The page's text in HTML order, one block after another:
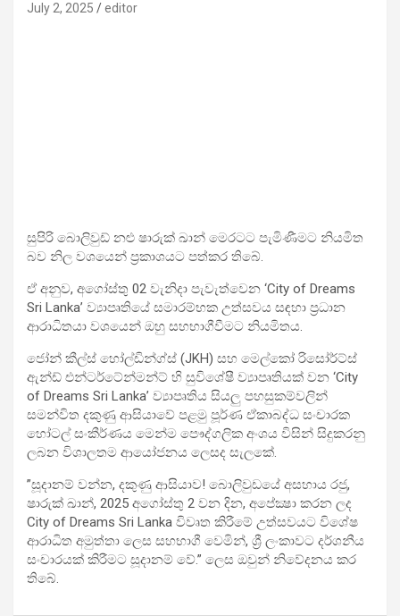
July 2, 2025 editor
සුපිරි බොලිවුඩ් නළු ෂාරුක් ඛාන් මෙරටට පැමිණීමට නියමිත
බව නිල වශයෙන් ප්‍රකාශයට පත්කර තිබේ.
ඒ අනුව, අගෝස්තු 02 වැනිදා පැවැත්වෙන ‘City of Dreams
Sri Lanka’ ව්‍යාපෘතියේ සමාරම්භක උත්සවය සඳහා ප්‍රධාන
ආරාධිතයා වශයෙන් ඔහු සහභාගීවීමට නියමිතය.
ජෝන් කීල්ස් හෝල්ඩින්ග්ස් (JKH) සහ මෙල්කෝ රිසෝර්ට්ස්
ඇන්ඩ් එන්ටර්ටේන්මන්ට් හි සුවිශේෂී ව්‍යාපෘතියක් වන ‘City
of Dreams Sri Lanka’ ව්‍යාපෘතිය සියලු පහසුකම්වලින්
සමන්විත දකුණු ආසියාවේ පළමු පූර්ණ ඒකාබද්ධ සංචාරක
හෝටල් සංකීර්ණය මෙන්ම පෞද්ගලික අංශය විසින් සිදුකරනු
ලබන විශාලතම ආයෝජනය ලෙසද සැලකේ.
”සූදානම් වන්න, දකුණු ආසියාව! බොලිවුඩයේ අසහාය රජු,
ෂාරුක් ඛාන්, 2025 අගෝස්තු 2 වන දින, අපේක්‍ෂා කරන ලද
City of Dreams Sri Lanka විවෘත කිරීමේ උත්සවයට විශේෂ
ආරාධිත අමුත්තා ලෙස සහභාගී වෙමින්, ශ්‍රී ලංකාවට දර්ශනීය
සංචාරයක් කිරීමට සූදානම් වේ.” ලෙස ඔවුන් නිවේදනය කර
තිබේ.